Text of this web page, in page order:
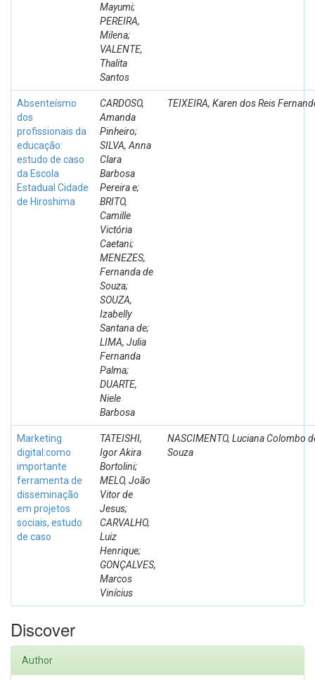
Mayumi;
PEREIRA,
Milena;
VALENTE,
Thalita
Santos
Absenteísmo
dos
profissionais da
educação:
estudo de caso
da Escola
Estadual Cidade
de Hiroshima
CARDOSO,
Amanda
Pinheiro;
SILVA, Anna
Clara
Barbosa
Pereira e;
BRITO,
Camille
Victória
Caetani;
MENEZES,
Fernanda de
Souza;
SOUZA,
Izabelly
Santana de;
LIMA, Julia
Fernanda
Palma;
DUARTE,
Niele
Barbosa
TEIXEIRA, Karen dos Reis
Marketing
digital:como
importante
ferramenta de
disseminação
em projetos
sociais, estudo
de caso
TATEISHI,
Igor Akira
Bortolini;
MELO, João
Vitor de
Jesus;
CARVALHO,
Luiz
Henrique;
GONÇALVES,
Marcos
Vinícius
NASCIMENTO, Luciana Colombo
Souza
Discover
Author